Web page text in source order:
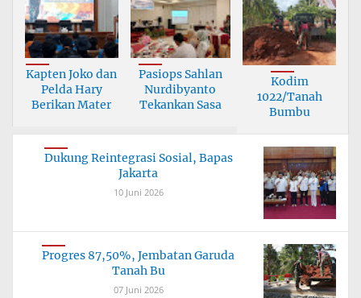
Kapten Joko dan
Pelda Hary
Berikan Mater
Pasiops Sahlan
Nurdibyanto
Tekankan Sasa
Kodim
1022/Tanah
Bumbu
Dukung Reintegrasi Sosial, Bapas
Jakarta
10 Juni 2026
Progres 87,50%, Jembatan Garuda
Tanah Bu
07 Juni 2026